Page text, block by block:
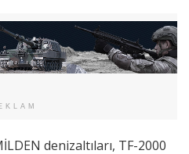
denizaltıları, TF-2000